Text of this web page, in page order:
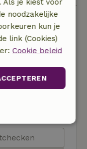
van het
Als je kiest voor
noodzakelijke
kun je
link (Cookies)
Cookie beleid
Targeting